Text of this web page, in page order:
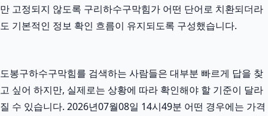
만 고정되지 않도록 구리하수구막힘가 어떤 단어로 치환되더라
도 기본적인 정보 확인 흐름이 유지되도록 구성했습니다.
도봉구하수구막힘를 검색하는 사람들은 대부분 빠르게 답을 찾
고 싶어 하지만, 실제로는 상황에 따라 확인해야 할 기준이 달라
질 수 있습니다. 2026년07월08일 14시49분 어떤 경우에는 가격